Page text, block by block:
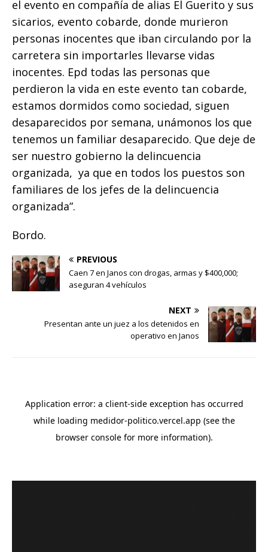
el evento en compañía de alias El Guerito y sus
sicarios, evento cobarde, donde murieron
personas inocentes que iban circulando por la
carretera sin importarles llevarse vidas
inocentes. Epd todas las personas que
perdieron la vida en este evento tan cobarde,
estamos dormidos como sociedad, siguen
desaparecidos por semana, unámonos los que
tenemos un familiar desaparecido. Que deje de
ser nuestro gobierno la delincuencia
organizada, ya que en todos los puestos son
familiares de los jefes de la delincuencia
organizada”.
Bordo.
PREVIOUS
Caen 7 en Janos con drogas, armas y $400,000;
aseguran 4 vehículos
NEXT
Presentan ante un juez a los detenidos en
operativo en Janos